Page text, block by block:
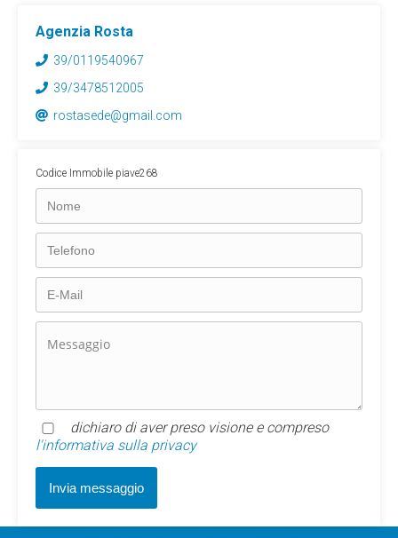
Agenzia Rosta
39/0119540967
39/3478512005
rostasede@gmail.com
Codice Immobile piave268
dichiaro di aver preso visione e compreso
l'informativa sulla privacy